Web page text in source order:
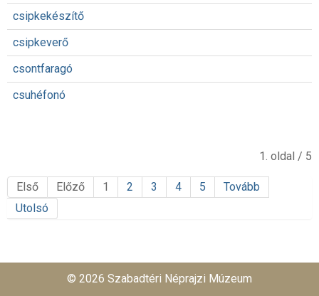
csipkekészítő
csipkeverő
csontfaragó
csuhéfonó
1. oldal / 5
Első Előző 1 2 3 4 5
Tovább
Utolsó
© 2026 Szabadtéri Néprajzi Múzeum